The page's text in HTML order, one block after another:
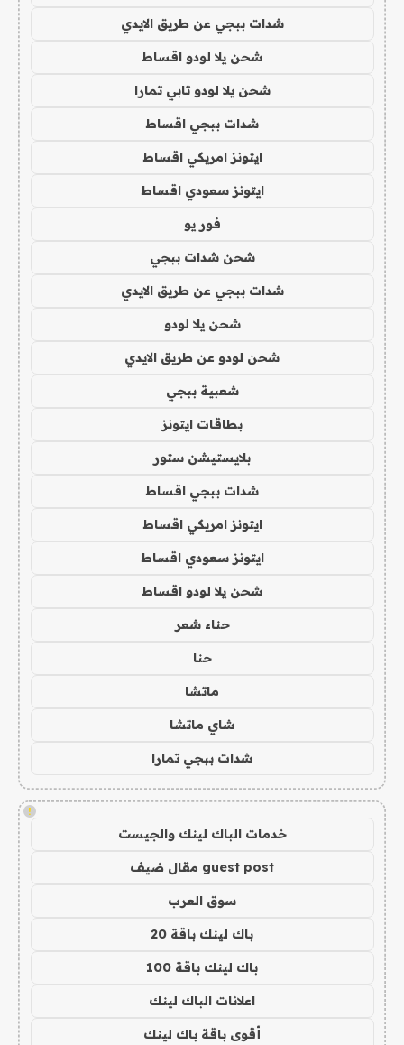
شدات ببجي عن طريق الايدي
شحن يلا لودو اقساط
شحن يلا لودو تابي تمارا
شدات ببجي اقساط
ايتونز امريكي اقساط
ايتونز سعودي اقساط
فور يو
شحن شدات ببجي
شدات ببجي عن طريق الايدي
شحن يلا لودو
شحن لودو عن طريق الايدي
شعبية ببجي
بطاقات ايتونز
بلايستيشن ستور
شدات ببجي اقساط
ايتونز امريكي اقساط
ايتونز سعودي اقساط
شحن يلا لودو اقساط
حناء شعر
حنا
ماتشا
شاي ماتشا
شدات ببجي تمارا
!
خدمات الباك لينك والجيست
guest post مقال ضيف
سوق العرب
باك لينك باقة 20
باك لينك باقة 100
اعلانات الباك لينك
أقوى باقة باك لينك